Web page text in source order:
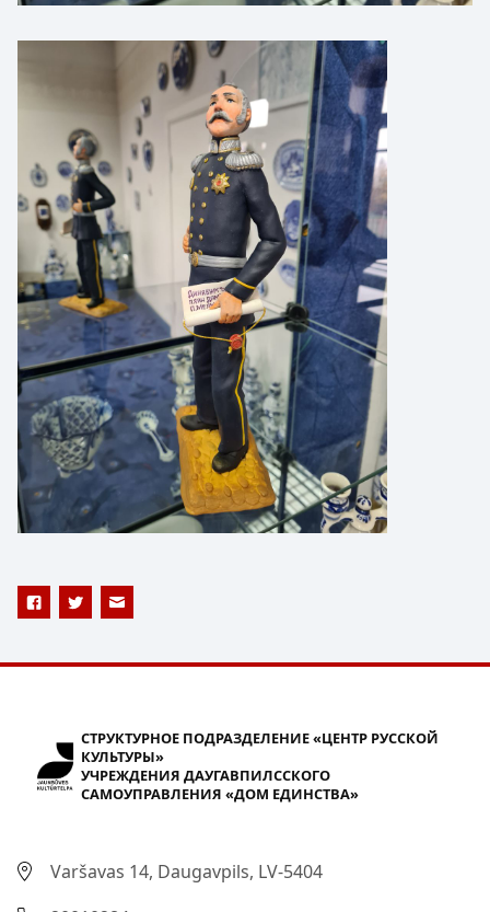
СТРУКТУРНОЕ ПОДРАЗДЕЛЕНИЕ «ЦЕНТР РУССКОЙ
КУЛЬТУРЫ»
УЧРЕЖДЕНИЯ ДАУГАВПИЛССКОГО
САМОУПРАВЛЕНИЯ «ДОМ ЕДИНСТВА»
Varšavas 14, Daugavpils, LV-5404